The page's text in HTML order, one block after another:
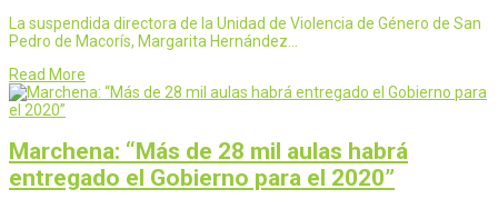
La suspendida directora de la Unidad de Violencia de Género de San
Pedro de Macorís, Margarita Hernández…
Read More
Marchena: “Más de 28 mil aulas habrá
entregado el Gobierno para el 2020”